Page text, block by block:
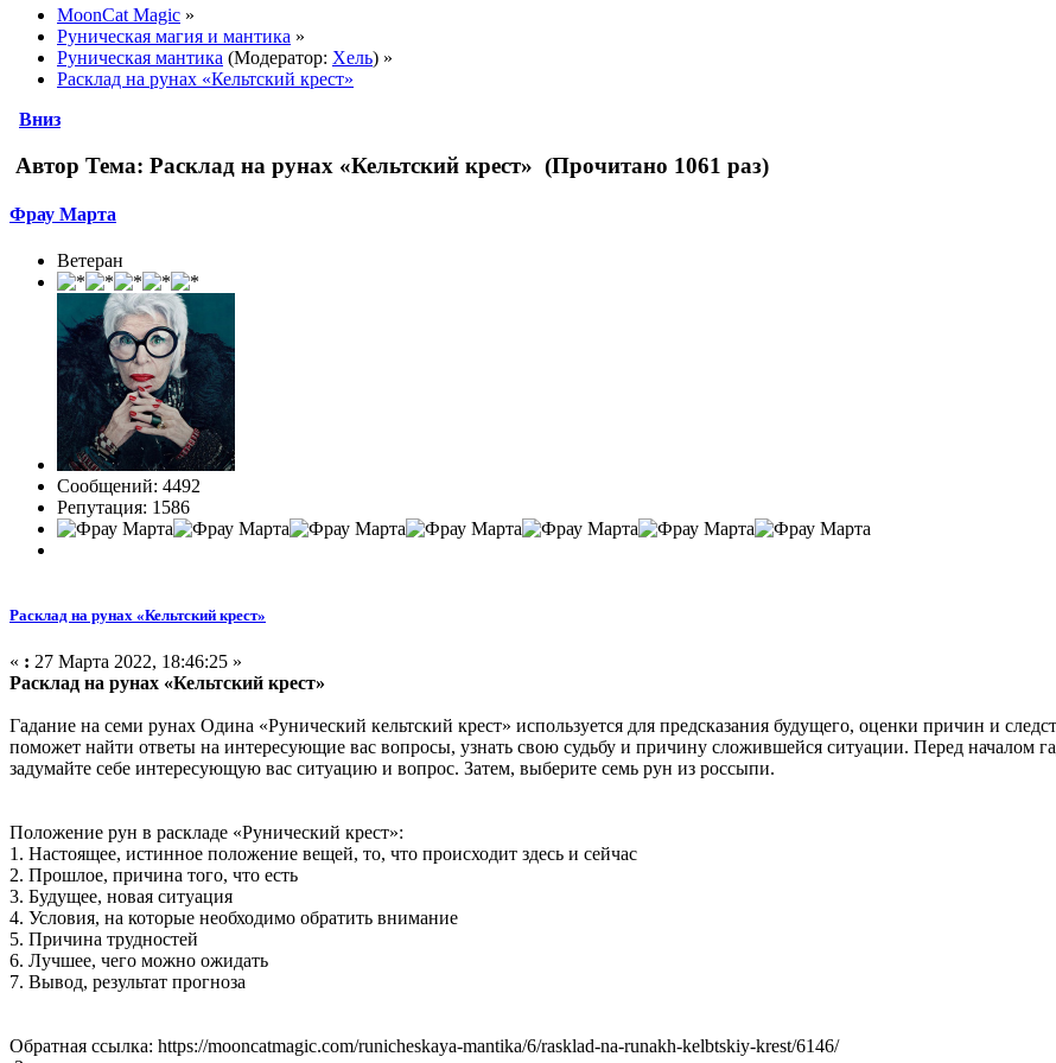
MoonCat Magic »
Руническая магия и мантика »
Руническая мантика (Модератор: Хель) »
Расклад на рунах «Кельтский крест»
Вниз
Автор Тема: Расклад на рунах «Кельтский крест» (Прочитано 1061 раз)
Фрау Марта
Ветеран
Сообщений: 4492
Репутация: 1586
Расклад на рунах «Кельтский крест»
« : 27 Марта 2022, 18:46:25 »
Расклад на рунах «Кельтский крест»
Гадание на семи рунах Одина «Рунический кельтский крест» используется для предсказания будущего, оценки причин и
поможет найти ответы на интересующие вас вопросы, узнать свою судьбу и причину сложившейся ситуации. Перед началом
задумайте себе интересующую вас ситуацию и вопрос. Затем, выберите семь рун из россыпи.
Положение рун в раскладе «Рунический крест»:
1. Настоящее, истинное положение вещей, то, что происходит здесь и сейчас
2. Прошлое, причина того, что есть
3. Будущее, новая ситуация
4. Условия, на которые необходимо обратить внимание
5. Причина трудностей
6. Лучшее, чего можно ожидать
7. Вывод, результат прогноза
Обратная ссылка: https://mooncatmagic.com/runicheskaya-mantika/6/rasklad-na-runakh-kelbtskiy-krest/6146/